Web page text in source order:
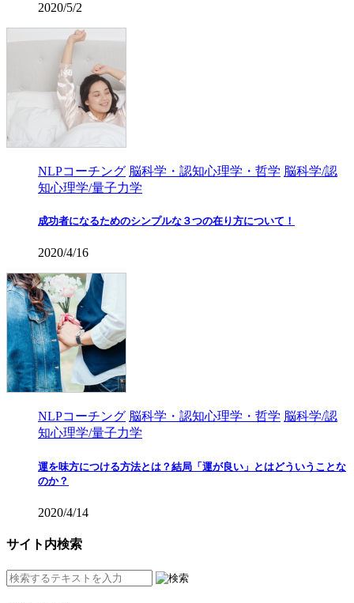
2020/5/2
NLPコーチング 脳科学・認知心理学・哲学 脳科学/認
知心理学/量子力学
成功者になるためのシンプルな３つの在り方について！
2020/4/16
NLPコーチング 脳科学・認知心理学・哲学 脳科学/認
知心理学/量子力学
運を味方につける方法とは？結局「運が良い」とはどういうことな
のか？
2020/4/14
サイト内検索